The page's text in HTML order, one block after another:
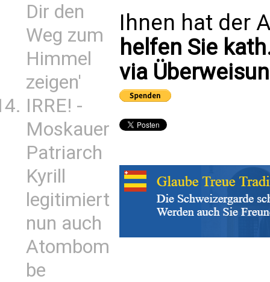
Dir den
Weg zum
Himmel
zeigen'
IRRE! -
Moskauer
Patriarch
Kyrill
legitimiert
nun auch
Atombom
be
Ihnen hat der
helfen Sie
via